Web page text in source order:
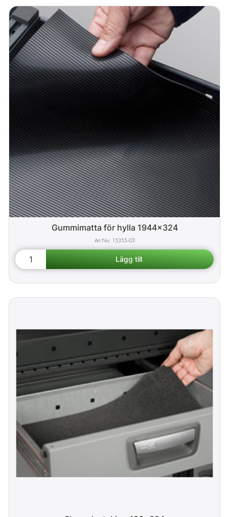
Gummimatta för hylla 1944x324
15355-03